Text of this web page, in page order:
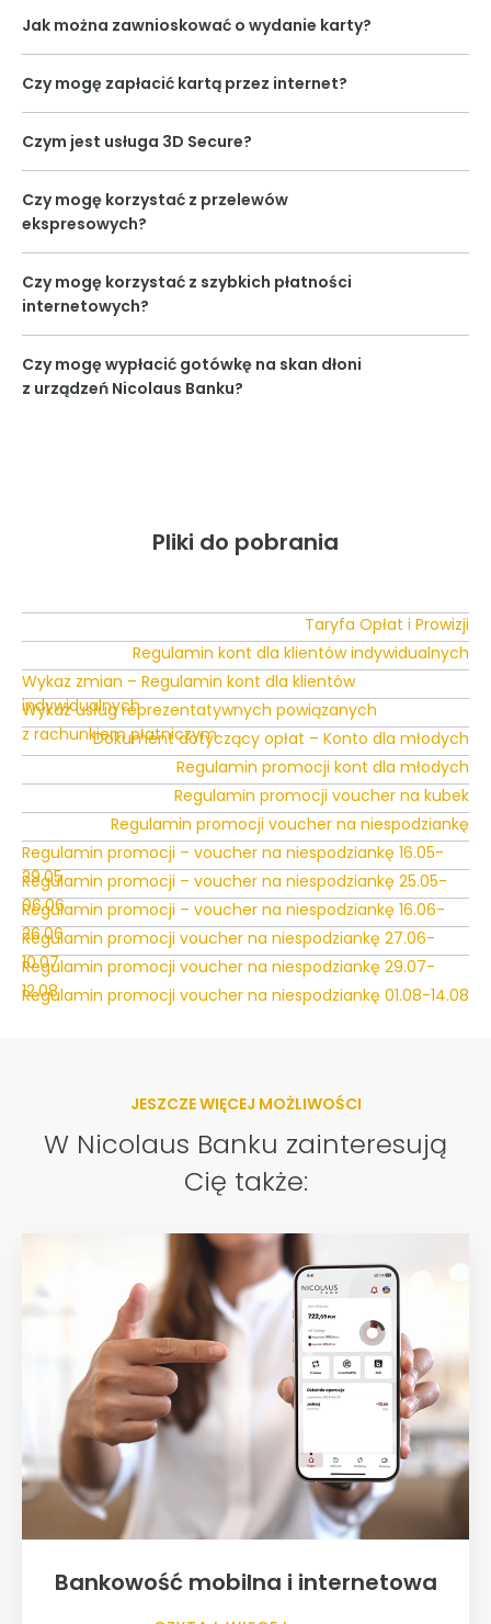
Jak można zawnioskować o wydanie karty?
Czy mogę zapłacić kartą przez internet?
Czym jest usługa 3D Secure?
Czy mogę korzystać z przelewów
ekspresowych?
Czy mogę korzystać z szybkich płatności
internetowych?
Czy mogę wypłacić gotówkę na skan dłoni
z urządzeń Nicolaus Banku?
Pliki do pobrania
Taryfa Opłat i Prowizji
Regulamin kont dla klientów indywidualnych
Wykaz zmian – Regulamin kont dla klientów
indywidualnych
Wykaz usług reprezentatywnych powiązanych
z rachunkiem płatniczym
Dokument dotyczący opłat – Konto dla młodych
Regulamin promocji kont dla młodych
Regulamin promocji voucher na kubek
Regulamin promocji voucher na niespodziankę
Regulamin promocji – voucher na niespodziankę 16.05-
29.05
Regulamin promocji – voucher na niespodziankę 25.05-
06.06
Regulamin promocji – voucher na niespodziankę 16.06-
26.06
Regulamin promocji voucher na niespodziankę 27.06-
10.07
Regulamin promocji voucher na niespodziankę 29.07-
12.08
Regulamin promocji voucher na niespodziankę 01.08-14.08
JESZCZE WIĘCEJ MOŻLIWOŚCI
W Nicolaus Banku zainteresują
Cię także:
Bankowość mobilna i internetowa